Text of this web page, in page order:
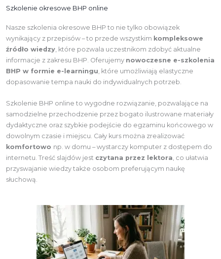
Szkolenie okresowe BHP online
Nasze szkolenia okresowe BHP to nie tylko obowiązek
wynikający z przepisów – to przede wszystkim kompleksowe
źródło wiedzy, które pozwala uczestnikom zdobyć aktualne
informacje z zakresu BHP. Oferujemy nowoczesne e-szkolenia
BHP w formie e-learningu, które umożliwiają elastyczne
dopasowanie tempa nauki do indywidualnych potrzeb.
Szkolenie BHP online to wygodne rozwiązanie, pozwalające na
samodzielne przechodzenie przez bogato ilustrowane materiały
dydaktyczne oraz szybkie podejście do egzaminu końcowego w
dowolnym czasie i miejscu. Cały kurs można zrealizować
komfortowo np. w domu – wystarczy komputer z dostępem do
internetu. Treść slajdów jest czytana przez lektora , co ułatwia
przyswajanie wiedzy także osobom preferującym naukę
słuchową.